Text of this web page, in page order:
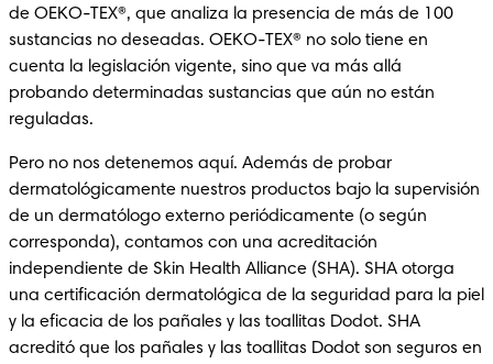
de OEKO-TEX®, que analiza la presencia de más de 100
sustancias no deseadas. OEKO-TEX® no solo tiene en
cuenta la legislación vigente, sino que va más allá
probando determinadas sustancias que aún no están
reguladas.
Pero no nos detenemos aquí. Además de probar
dermatológicamente nuestros productos bajo la supervisión
de un dermatólogo externo periódicamente (o según
corresponda), contamos con una acreditación
independiente de Skin Health Alliance (SHA). SHA otorga
una certificación dermatológica de la seguridad para la piel
y la eficacia de los pañales y las toallitas Dodot. SHA
acreditó que los pañales y las toallitas Dodot son seguros en